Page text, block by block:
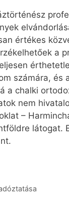
értékes
a
számára, és
a chalki
nem
–
látogat.